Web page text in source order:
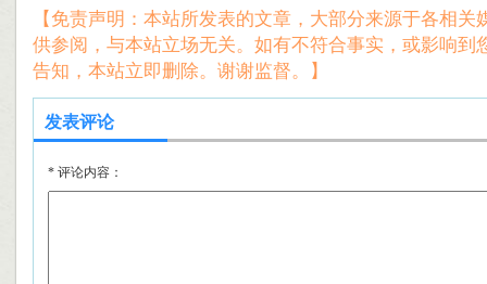
【免责声明：本站所发表的文章，大部分来源于各相关
供参阅，与本站立场无关。如有不符合事实，或影响到
告知，本站立即删除。谢谢监督。】
发表评论
* 评论内容：